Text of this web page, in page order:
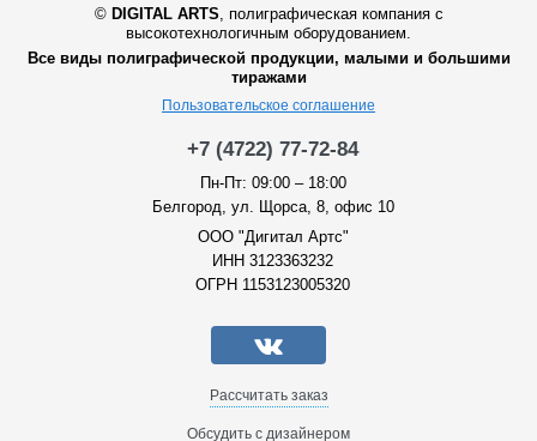
© DIGITAL ARTS
полиграфическая компания с
высокотехнологичным оборудованием.
Все виды полиграфической продукции, малыми и большими
тиражами
Пользовательское соглашение
+7 (4722) 77-72-84
Пн-Пт: 09:00 – 18:00
Белгород, ул. Щорса, 8, офис 10
ООО "Дигитал Артс"
ИНН 3123363232
ОГРН 1153123005320
Рассчитать заказ
Обсудить с дизайнером